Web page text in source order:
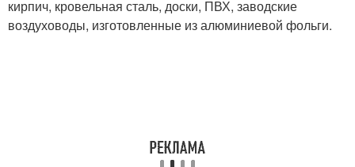
кирпич, кровельная сталь, доски, ПВХ, заводские
воздуховоды, изготовленные из алюминиевой фольги.